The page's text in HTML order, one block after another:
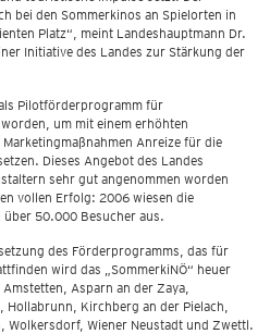
bei den Sommerkinos an Spielorten in
Platz“, meint Landeshauptmann Dr.
Initiative des Landes zur Stärkung der
Pilotförderprogramm für
um mit einem erhöhten
Anreize für die
Dieses Angebot des Landes
sehr gut angenommen worden
vollen Erfolg: 2006 wiesen die
50.000 Besucher aus.
des Förderprogramms, das für
wird das „SommerkiNÖ“ heuer
Asparn an der Zaya,
Kirchberg an der Pielach,
Wiener Neustadt und Zwettl.